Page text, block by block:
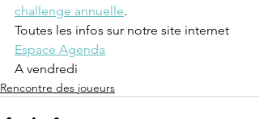
challenge annuelle.
Toutes les infos sur notre site internet
Espace Agenda
A vendredi
Rencontre des joueurs